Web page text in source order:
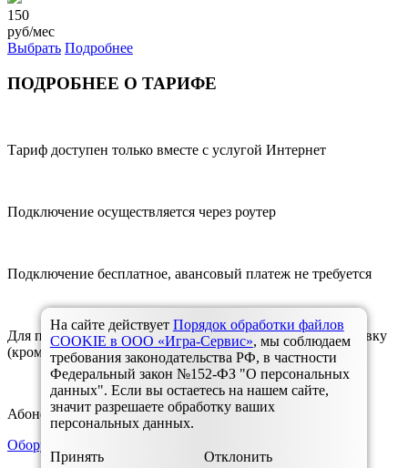
150
руб/мес
Выбрать Подробнее
ПОДРОБНЕЕ О ТАРИФЕ
Тариф доступен только вместе с услугой Интернет
Подключение осуществляется через роутер
Подключение бесплатное, авансовый платеж не требуется
Для подключения услуги необходимо приобрести приставку
(кроме телевизоров Смарт-ТВ)
Абонентская плата списывается посуточно
Оборудование
На сайте действует Порядок обработки файлов
COOKIE в ООО «Игра-Сервис», мы соблюдаем
требования законодательства РФ, в частности
Федеральный закон №152-ФЗ "О персональных
данных". Если вы остаетесь на нашем сайте,
значит разрешаете обработку ваших
персональных данных.
Принять Отклонить